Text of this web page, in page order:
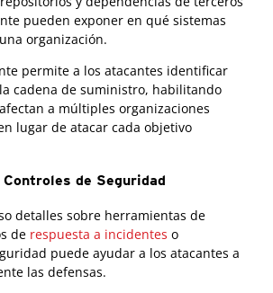
pueden exponer en qué sistemas
organización.
permite a los atacantes identificar
cadena de suministro, habilitando
a múltiples organizaciones
lugar de atacar cada objetivo
de Seguridad
detalles sobre herramientas de
de respuesta a incidentes o
puede ayudar a los atacantes a
las defensas.